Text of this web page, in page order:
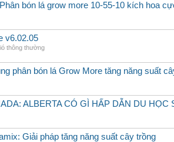
bón lá grow more 10-55-10 kích hoa
v6.02.05
thông thường
phân bón lá Grow More tăng năng suất
ALBERTA CÓ GÌ HẤP DẪN DU HỌC
Giải pháp tăng năng suất cây trồng